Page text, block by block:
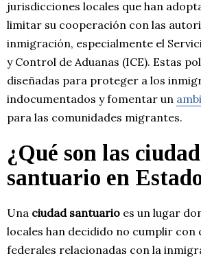
jurisdicciones locales que han
limitar su cooperación con las
inmigración, especialmente el
y Control de Aduanas (ICE). Estas
diseñadas para proteger a los
indocumentados y fomentar un
para las comunidades migrantes.
¿Qué son las
santuario en
Una ciudad santuario es un lugar
locales han decidido no cumplir con
federales relacionadas con la